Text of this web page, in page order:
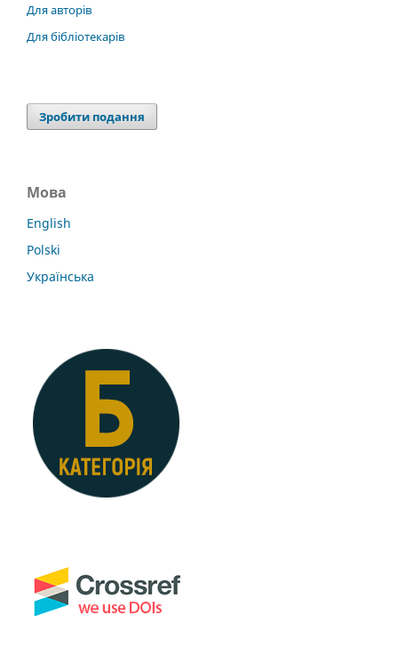
Для авторів
Для бібліотекарів
Зробити подання
Мова
English
Polski
Українська